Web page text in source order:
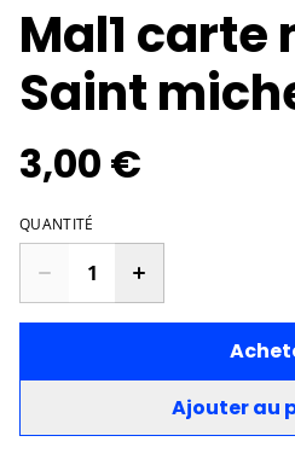
Mal1 carte
Saint
3,00 €
QUANTITÉ
Ajouter au